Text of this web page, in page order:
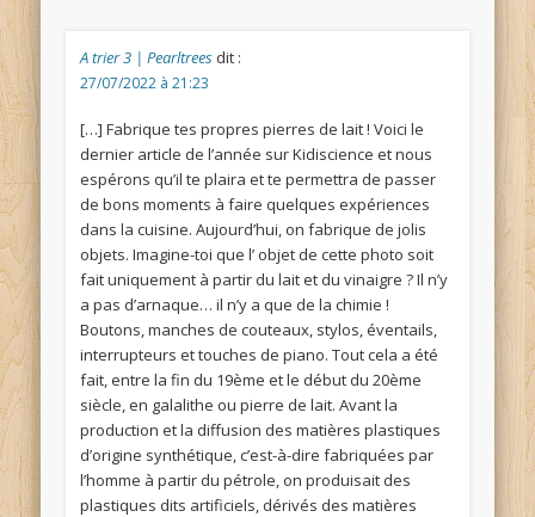
A trier 3 | Pearltrees dit :
27/07/2022 à 21:23
[…] Fabrique tes propres pierres de lait ! Voici le
dernier article de l’année sur Kidiscience et nous
espérons qu’il te plaira et te permettra de passer
de bons moments à faire quelques expériences
dans la cuisine. Aujourd’hui, on fabrique de jolis
objets. Imagine-toi que l’ objet de cette photo soit
fait uniquement à partir du lait et du vinaigre ? Il n’y
a pas d’arnaque… il n’y a que de la chimie !
Boutons, manches de couteaux, stylos, éventails,
interrupteurs et touches de piano. Tout cela a été
fait, entre la fin du 19ème et le début du 20ème
siècle, en galalithe ou pierre de lait. Avant la
production et la diffusion des matières plastiques
d’origine synthétique, c’est-à-dire fabriquées par
l’homme à partir du pétrole, on produisait des
plastiques dits artificiels, dérivés des matières